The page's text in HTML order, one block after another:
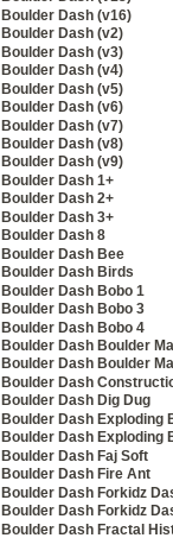
Boulder Dash (v16)
Boulder Dash (v2)
Boulder Dash (v3)
Boulder Dash (v4)
Boulder Dash (v5)
Boulder Dash (v6)
Boulder Dash (v7)
Boulder Dash (v8)
Boulder Dash (v9)
Boulder Dash 1+
Boulder Dash 2+
Boulder Dash 3+
Boulder Dash 8
Boulder Dash Bee
Boulder Dash Birds
Boulder Dash Bobo 1
Boulder Dash Bobo 3
Boulder Dash Bobo 4
Boulder Dash Boulder
Boulder Dash Boulder
Boulder Dash
Boulder Dash Dig Dug
Boulder Dash Exploding
Boulder Dash Exploding
Boulder Dash Faj Soft
Boulder Dash Fire Ant
Boulder Dash Forkidz
Boulder Dash Forkidz
Boulder Dash Fractal